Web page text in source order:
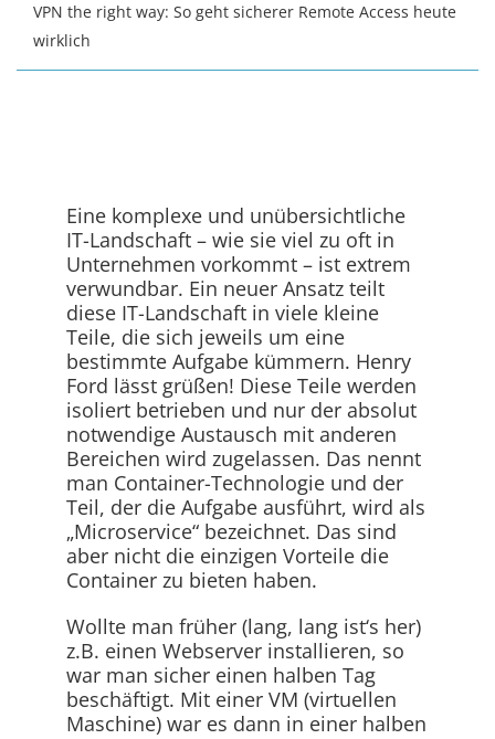
VPN the right way: So geht sicherer Remote Access heute
wirklich
Eine komplexe und unübersichtliche
IT-Landschaft – wie sie viel zu oft in
Unternehmen vorkommt – ist extrem
verwundbar. Ein neuer Ansatz teilt
diese IT-Landschaft in viele kleine
Teile, die sich jeweils um eine
bestimmte Aufgabe kümmern. Henry
Ford lässt grüßen! Diese Teile werden
isoliert betrieben und nur der absolut
notwendige Austausch mit anderen
Bereichen wird zugelassen. Das nennt
man Container-Technologie und der
Teil, der die Aufgabe ausführt, wird als
„Microservice“ bezeichnet. Das sind
aber nicht die einzigen Vorteile die
Container zu bieten haben.
Wollte man früher (lang, lang ist‘s her)
z.B. einen Webserver installieren, so
war man sicher einen halben Tag
beschäftigt. Mit einer VM (virtuellen
Maschine) war es dann in einer halben